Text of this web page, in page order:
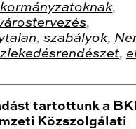
,
,
, szabályok,
,
tartottunk a
Közszolgálati